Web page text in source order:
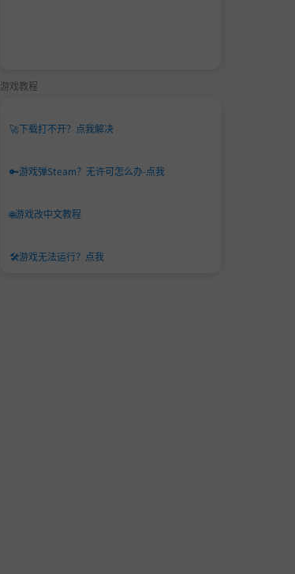
游戏教程
🚀下载打不开？点我解决
🔑游戏弹Steam？无许可怎么办-点我
🌐游戏改中文教程
🛠️游戏无法运行？点我